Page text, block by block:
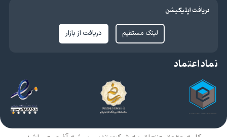
دریافت اپلیکیشن
لینک مستقیم دریافت از بازار
نماد اعتماد